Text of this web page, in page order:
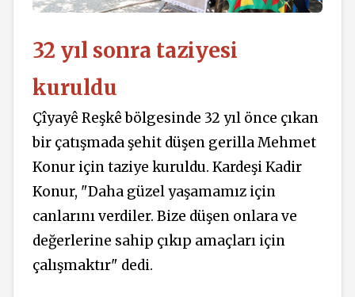
32 yıl sonra taziyesi
kuruldu
Çîyayê Reşkê bölgesinde 32 yıl önce çıkan
bir çatışmada şehit düşen gerilla Mehmet
Konur için taziye kuruldu. Kardeşi Kadir
Konur, "Daha güzel yaşamamız için
canlarını verdiler. Bize düşen onlara ve
değerlerine sahip çıkıp amaçları için
çalışmaktır" dedi.